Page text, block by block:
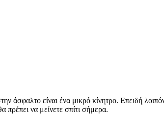
άσφαλτο είναι ένα μικρό κίνητρο. Επειδή
πρέπει να μείνετε σπίτι σήμερα.